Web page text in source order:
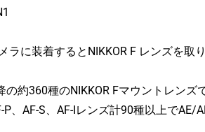
ラに装着するとNIKKOR F レンズを取
の約360種のNIKKOR Fマウントレン
P、AF-S、AF-Iレンズ計90種以上でAE/